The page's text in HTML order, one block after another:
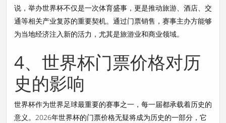
说，举办世界杯不仅是一次体育盛事，更是推动旅游、酒店、交
通等相关产业复苏的重要契机。通过门票销售，赛事主办方能够
为当地经济注入新的活力，尤其是旅游业和商业领域。
4、世界杯门票价格对历
史的影响
世界杯作为世界足球最重要的赛事之一，每一届都承载着历史的
意义。2026年世界杯的门票价格无疑将成为历史的一部分，它